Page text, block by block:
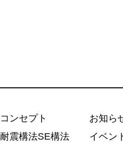
コンセプト
耐震構法SE構法
お知ら
イベン